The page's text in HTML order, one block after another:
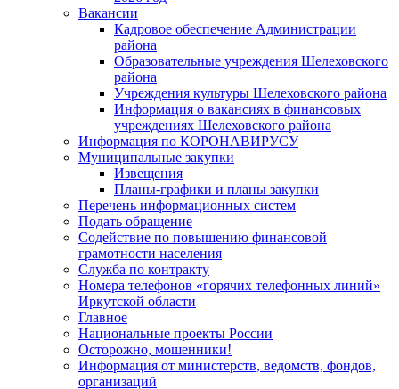
Вакансии
Кадровое обеспечение Администрации
района
Образовательные учреждения Шелеховского
района
Учреждения культуры Шелеховского района
Информация о вакансиях в финансовых
учреждениях Шелеховского района
Информация по КОРОНАВИРУСУ
Муниципальные закупки
Извещения
Планы-графики и планы закупки
Перечень информационных систем
Подать обращение
Содействие по повышению финансовой
грамотности населения
Служба по контракту
Номера телефонов «горячих телефонных линий»
Иркутской области
Главное
Национальные проекты России
Осторожно, мошенники!
Информация от министерств, ведомств, фондов,
организаций